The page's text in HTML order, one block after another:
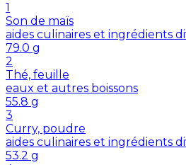
1
Son de maïs
aides culinaires et ingrédients
79.0 g
2
Thé, feuille
eaux et autres boissons
55.8 g
3
Curry, poudre
aides culinaires et ingrédients
53.2 g